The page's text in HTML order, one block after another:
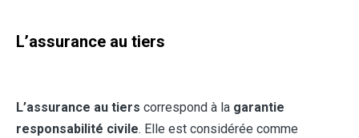
L’assurance au tiers
L’assurance au tiers correspond à la garantie
responsabilité civile. Elle est considérée comme